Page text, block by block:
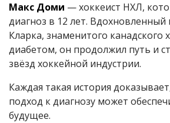
Макс Доми — хоккеист НХЛ,
диагноз в 12 лет.
Кларка, знаменитого канадского
диабетом, он продолжил путь и
звёзд хоккейной индустрии.
Каждая такая история
подход к диагнозу может
будущее.